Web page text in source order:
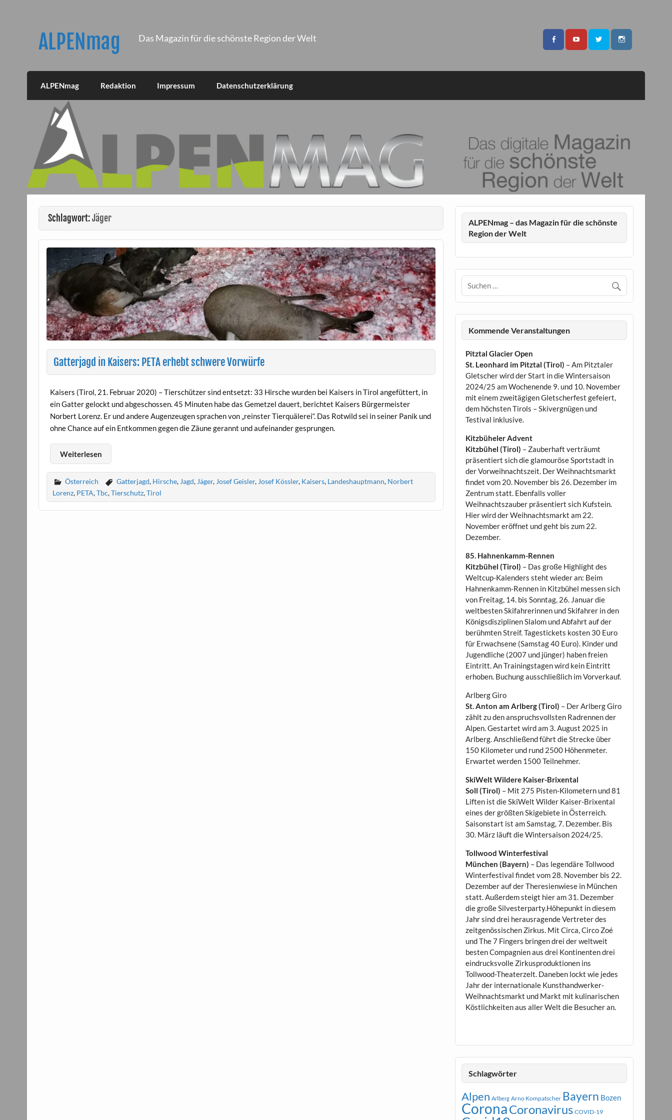
ALPENmag Das Magazin für die schönste Region der Welt
ALPENmag Redaktion Impressum Datenschutzerklärung
Schlagwort:Jäger
Gatterjagd in Kaisers: PETA erhebt schwere Vorwürfe
Kaisers (Tirol, 21. Februar 2020) – Tierschützer sind entsetzt: 33 Hirsche wurden bei Kaisers in Tirol angefüttert, in
ein Gatter gelockt und abgeschossen. 45 Minuten habe das Gemetzel dauert, berichtet Kaisers Bürgermeister
Norbert Lorenz. Er und andere Augenzeugen sprachen von „reinster Tierquälerei“. Das Rotwild sei in seiner Panik und
ohne Chance auf ein Entkommen gegen die Zäune gerannt und aufeinander gesprungen.
Weiterlesen
Österreich Gatterjagd, Hirsche, Jagd, Jäger, Josef Geisler, Josef Kössler, Kaisers, Landeshauptmann, Norbert
Lorenz, PETA,Tbc,Tierschutz,Tirol
ALPENmag – das Magazin für die schönste
Region der Welt
Kommende Veranstaltungen
Pitztal Glacier Open
St. Leonhard im Pitztal (Tirol) – Am Pitztaler
Gletscher wird der Start in die Wintersaison
2024/25 am Wochenende 9. und 10. November
mit einem zweitägigen Gletscherfest gefeiert,
dem höchsten Tirols – Skivergnügen und
Testival inklusive.
Kitzbüheler Advent
Kitzbühel (Tirol) – Zauberhaft verträumt
präsentiert sich die glamouröse Sportstadt in
der Vorweihnachtszeit. Der Weihnachtsmarkt
findet vom 20. November bis 26. Dezember im
Zentrum statt. Ebenfalls voller
Weihnachtszauber präsentiert sich Kufstein.
Hier wird der Weihnachtsmarkt am 22.
November eröffnet und geht bis zum 22.
Dezember.
85. Hahnenkamm-Rennen
Kitzbühel (Tirol) – Das große Highlight des
Weltcup-Kalenders steht wieder an: Beim
Hahnenkamm-Rennen in Kitzbühel messen sich
von Freitag, 14. bis Sonntag, 26. Januar die
weltbesten Skifahrerinnen und Skifahrer in den
Königsdisziplinen Slalom und Abfahrt auf der
berühmten Streif. Tagestickets kosten 30 Euro
für Erwachsene (Samstag 40 Euro). Kinder und
Jugendliche (2007 und jünger) haben freien
Eintritt. An Trainingstagen wird kein Eintritt
erhoben. Buchung ausschließlich im Vorverkauf.
Arlberg Giro
St. Anton am Arlberg (Tirol) – Der Arlberg Giro
zählt zu den anspruchsvollsten Radrennen der
Alpen. Gestartet wird am 3. August 2025 in
Arlberg. Anschließend führt die Strecke über
150 Kilometer und rund 2500 Höhenmeter.
Erwartet werden 1500 Teilnehmer.
SkiWelt Wildere Kaiser-Brixental
Soll (Tirol) – Mit 275 Pisten-Kilometern und 81
Liften ist die SkiWelt Wilder Kaiser-Brixental
eines der größten Skigebiete in Österreich.
Saisonstart ist am Samstag, 7. Dezember. Bis
30. März läuft die Wintersaison 2024/25.
Tollwood Winterfestival
München (Bayern) – Das legendäre Tollwood
Winterfestival findet vom 28. November bis 22.
Dezember auf der Theresienwiese in München
statt. Außerdem steigt hier am 31. Dezember
die große Silvesterparty.Höhepunkt in diesem
Jahr sind drei herausragende Vertreter des
zeitgenössischen Zirkus. Mit Circa, Circo Zoé
und The 7 Fingers bringen drei der weltweit
besten Compagnien aus drei Kontinenten drei
eindrucksvolle Zirkusproduktionen ins
Tollwood-Theaterzelt. Daneben lockt wie jedes
Jahr der internationale Kunsthandwerker-
Weihnachtsmarkt und Markt mit kulinarischen
Köstlichkeiten aus aller Welt die Besucher an.
Schlagwörter
Alpen Arlberg Arno Kompatscher Bayern Bozen
CoronaCoronavirus COVID-19